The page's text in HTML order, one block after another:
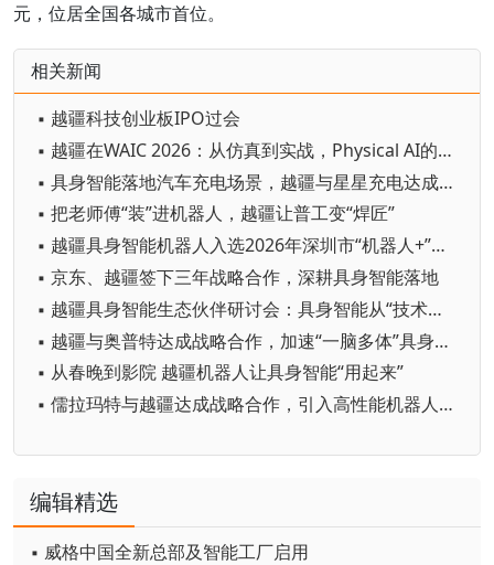
元，位居全国各城市首位。
相关新闻
▪ 越疆科技创业板IPO过会
▪ 越疆在WAIC 2026：从仿真到实战，Physical AI的进化时刻
▪ 具身智能落地汽车充电场景，越疆与星星充电达成战略合作
▪ 把老师傅“装”进机器人，越疆让普工变“焊匠”
▪ 越疆具身智能机器人入选2026年深圳市“机器人+”应用示范典型案例
▪ 京东、越疆签下三年战略合作，深耕具身智能落地
▪ 越疆具身智能生态伙伴研讨会：具身智能从“技术可行”走向“产业可用”
▪ 越疆与奥普特达成战略合作，加速“一脑多体”具身工业解决方案应用
▪ 从春晚到影院 越疆机器人让具身智能“用起来”
▪ 儒拉玛特与越疆达成战略合作，引入高性能机器人，共推具身智能产业应用
编辑精选
▪ 威格中国全新总部及智能工厂启用